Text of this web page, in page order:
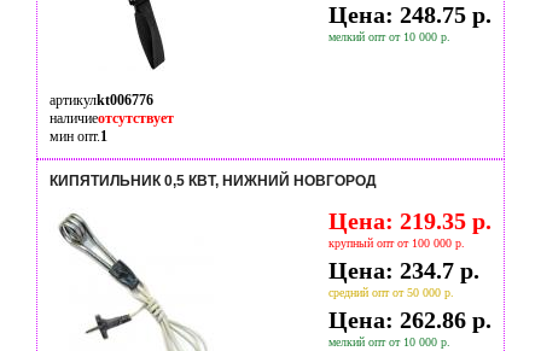
Цена: 248.75 р.
мелкий опт от 10 000 р.
артикулkt006776
наличиеотсутствует
мин опт.1
КИПЯТИЛЬНИК 0,5 КВТ, НИЖНИЙ НОВГОРОД
Цена: 219.35 р.
крупный опт от 100 000 р.
Цена: 234.7 р.
средний опт от 50 000 р.
Цена: 262.86 р.
мелкий опт от 10 000 р.